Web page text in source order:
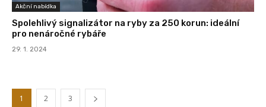
Akční nabídka
Spolehlivý signalizátor na ryby za 250 korun: ideální
pro nenáročné rybáře
29. 1. 2024
1 2 3